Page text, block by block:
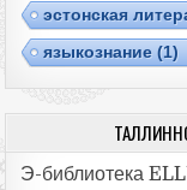
эстонская
языкознание (1)
Э-библиотека